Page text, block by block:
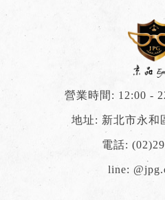
營業時間: 12:00 -
地址: 新北市永和
電話:
line: